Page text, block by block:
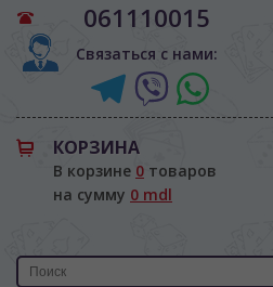
061110015
Связаться с нами:
КОРЗИНА
В корзине 0 товаров
на сумму 0 mdl